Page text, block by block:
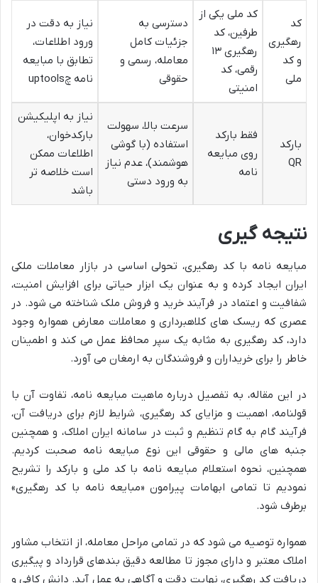
کد
رهگیری
و کد
ملی
کد ملی یکی از
طرفین، کد
رهگیری ۱۳
رقمی، کد
امنیتی
دسترسی به
جزئیات کامل
معامله، رسمی و
حقوقی
نیاز به دقت در
ورود اطلاعات،
تطابق با مبایعه
نامه چuptools
بارکد
QR
فقط بارکد
روی مبایعه
نامه
سرعت بالا، سهولت
استفاده (با گوشی
هوشمند)، عدم نیاز
به ورود دستی
نیاز به اپلیکیشن
بارکدخوان،
اطلاعات ممکن
است خلاصه تر
باشد
نتیجه گیری
مبایعه نامه با کد رهگیری، تحولی اساسی در بازار معاملات ملکی
ایران ایجاد کرده و به عنوان یک ابزار حیاتی برای افزایش امنیت،
شفافیت و اعتماد در فرآیند خرید و فروش ملک شناخته می شود. در
عصری که ریسک های کلاهبرداری و معاملات معارض همواره وجود
دارد، کد رهگیری به مثابه یک سپر محافظ عمل می کند و اطمینان
خاطر را برای خریداران و فروشندگان به ارمغان می آورد.
در این مقاله، به تفصیل درباره ماهیت مبایعه نامه، تفاوت آن با
قولنامه، اهمیت و مزایای کد رهگیری، شرایط لازم برای دریافت آن،
فرآیند گام به گام تنظیم و ثبت در سامانه ایران املاک، و همچنین
جنبه های مالی و حقوقی این نوع مبایعه نامه صحبت کردیم.
همچنین، نحوه استعلام مبایعه نامه با کد ملی و بارکد را تشریح
نمودیم تا تمامی ابهامات پیرامون «مبایعه نامه با کد رهگیری»
برطرف شود.
همواره توصیه می شود که در تمامی مراحل معامله، از انتخاب مشاور
املاک معتبر و دارای مجوز تا مطالعه دقیق بندهای قرارداد و پیگیری
دریافت کد رهگیری، نهایت دقت و آگاهی به عمل آید. دانش کافی و